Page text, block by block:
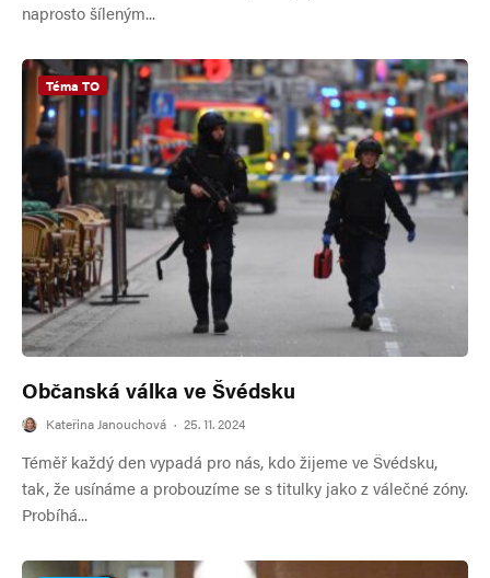
naprosto šíleným...
Téma TO
Občanská válka ve Švédsku
Kateřina Janouchová · 25. 11. 2024
Téměř každý den vypadá pro nás, kdo žijeme ve Švédsku,
tak, že usínáme a probouzíme se s titulky jako z válečné zóny.
Probíhá...